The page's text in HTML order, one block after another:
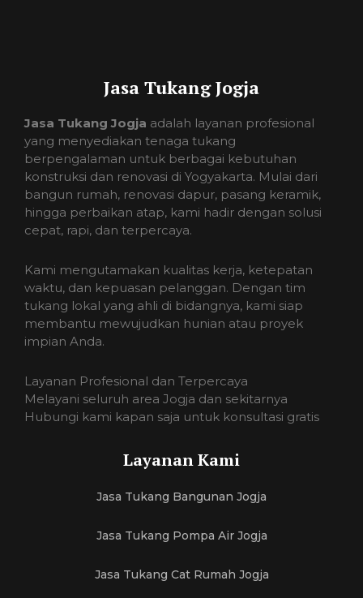
Jasa Tukang Jogja
Jasa Tukang Jogja adalah layanan profesional
yang menyediakan tenaga tukang
berpengalaman untuk berbagai kebutuhan
konstruksi dan renovasi di Yogyakarta. Mulai dari
bangun rumah, renovasi dapur, pasang keramik,
hingga perbaikan atap, kami hadir dengan solusi
cepat, rapi, dan terpercaya.
Kami mengutamakan kualitas kerja, ketepatan
waktu, dan kepuasan pelanggan. Dengan tim
tukang lokal yang ahli di bidangnya, kami siap
membantu mewujudkan hunian atau proyek
impian Anda.
Layanan Profesional dan Terpercaya
Melayani seluruh area Jogja dan sekitarnya
Hubungi kami kapan saja untuk konsultasi gratis
Layanan Kami
Jasa Tukang Bangunan Jogja
Jasa Tukang Pompa Air Jogja
Jasa Tukang Cat Rumah Jogja